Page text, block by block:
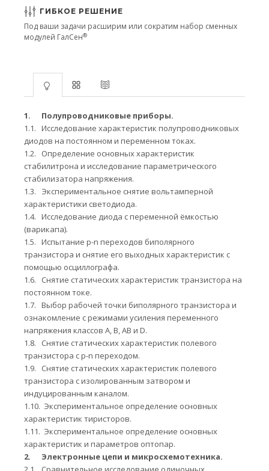
ГИБКОЕ РЕШЕНИЕ
Под ваши задачи расширим или сократим набор сменных
модулей ГалСен®
1.
Полупроводниковые приборы.
1.1. Исследование характеристик полупроводниковых
диодов на постоянном и переменном токах.
1.2.
Определение основных характеристик
стабилитрона и исследование параметрического
стабилизатора напряжения.
1.3.
Экспериментальное снятие вольтамперной
характеристики светодиода.
1.4. Исследование диода с переменной ёмкостью
(варикапа).
1.5. Испытание p-n переходов биполярного
транзистора и снятие его выходных характеристик с
помощью осциллографа.
1.6.
Снятие статических характеристик транзистора на
постоянном токе.
1.7. Выбор рабочей точки биполярного транзистора и
ознакомление с режимами усиления переменного
напряжения классов A, B, AB и D.
1.8.
Снятие статических характеристик полевого
транзистора с p-n переходом.
1.9.
Снятие статических характеристик полевого
транзистора с изолированным затвором и
индуцированным каналом.
1.10. Экспериментальное определение основных
характеристик тиристоров.
1.11. Экспериментальное определение основных
характеристик и параметров оптопар.
2.
Электронные цепи и микросхемотехника.